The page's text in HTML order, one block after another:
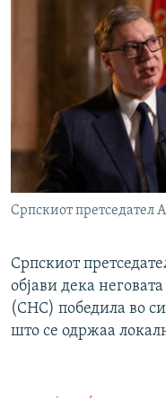
Српскиот претседател
Српскиот
објави дека
(СНС) победила во
што се одржаа